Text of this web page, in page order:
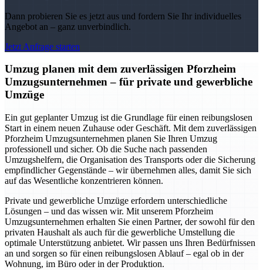
Dann probieren Sie es jetzt aus und fordern Sie Ihr individuelles
Angebot an – ganz unverbindlich.
Jetzt Anfrage starten
Umzug planen mit dem zuverlässigen Pforzheim
Umzugsunternehmen – für private und gewerbliche
Umzüge
Ein gut geplanter Umzug ist die Grundlage für einen reibungslosen
Start in einem neuen Zuhause oder Geschäft. Mit dem zuverlässigen
Pforzheim Umzugsunternehmen planen Sie Ihren Umzug
professionell und sicher. Ob die Suche nach passenden
Umzugshelfern, die Organisation des Transports oder die Sicherung
empfindlicher Gegenstände – wir übernehmen alles, damit Sie sich
auf das Wesentliche konzentrieren können.
Private und gewerbliche Umzüge erfordern unterschiedliche
Lösungen – und das wissen wir. Mit unserem Pforzheim
Umzugsunternehmen erhalten Sie einen Partner, der sowohl für den
privaten Haushalt als auch für die gewerbliche Umstellung die
optimale Unterstützung anbietet. Wir passen uns Ihren Bedürfnissen
an und sorgen so für einen reibungslosen Ablauf – egal ob in der
Wohnung, im Büro oder in der Produktion.